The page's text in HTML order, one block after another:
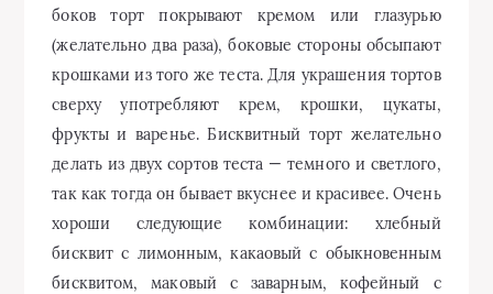
боков торт покрывают кремом или глазурью
(желательно два раза), боковые стороны обсыпают
крошками из того же теста. Для украшения тортов
сверху употребляют крем, крошки, цукаты,
фрукты и варенье. Бисквитный торт желательно
делать из двух сортов теста — темного и светлого,
так как тогда он бывает вкуснее и красивее. Очень
хороши следующие комбинации: хлебный
бисквит с лимонным, какаовый с обыкновенным
бисквитом, маковый с заварным, кофейный с